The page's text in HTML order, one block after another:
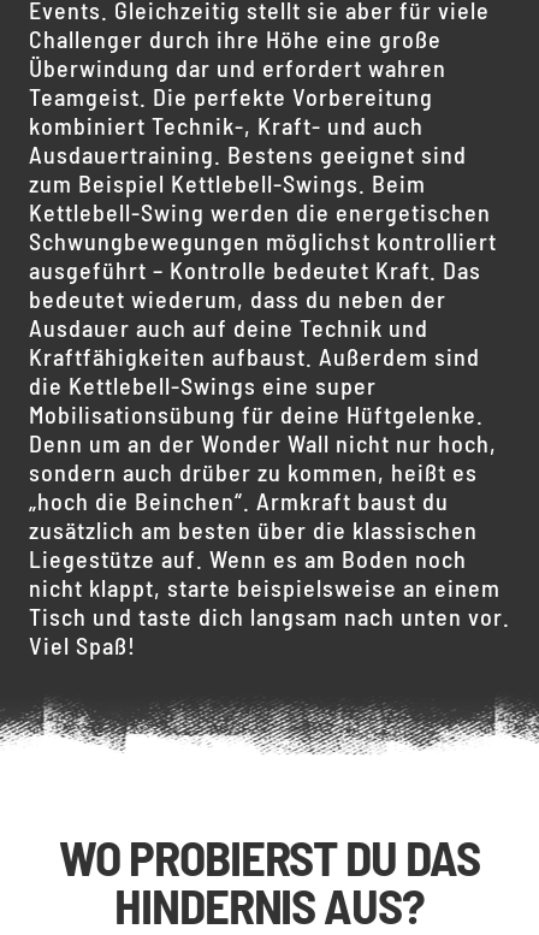
Events. Gleichzeitig stellt sie aber für viele
Challenger durch ihre Höhe eine große
Überwindung dar und erfordert wahren
Teamgeist. Die perfekte Vorbereitung
kombiniert Technik-, Kraft- und auch
Ausdauertraining. Bestens geeignet sind
zum Beispiel Kettlebell-Swings. Beim
Kettlebell-Swing werden die energetischen
Schwungbewegungen möglichst kontrolliert
ausgeführt – Kontrolle bedeutet Kraft. Das
bedeutet wiederum, dass du neben der
Ausdauer auch auf deine Technik und
Kraftfähigkeiten aufbaust. Außerdem sind
die Kettlebell-Swings eine super
Mobilisationsübung für deine Hüftgelenke.
Denn um an der Wonder Wall nicht nur hoch,
sondern auch drüber zu kommen, heißt es
„hoch die Beinchen“. Armkraft baust du
zusätzlich am besten über die klassischen
Liegestütze auf. Wenn es am Boden noch
nicht klappt, starte beispielsweise an einem
Tisch und taste dich langsam nach unten vor.
Viel Spaß!
WO PROBIERST DU DAS
HINDERNIS AUS?